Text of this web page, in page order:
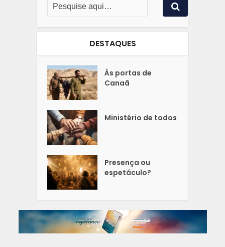
DESTAQUES
Às portas de
Canaã
Ministério de todos
Presença ou
espetáculo?